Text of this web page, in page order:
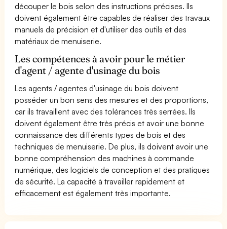
découper le bois selon des instructions précises. Ils
doivent également être capables de réaliser des travaux
manuels de précision et d'utiliser des outils et des
matériaux de menuiserie.
Les compétences à avoir pour le métier
d'agent / agente d'usinage du bois
Les agents / agentes d'usinage du bois doivent
posséder un bon sens des mesures et des proportions,
car ils travaillent avec des tolérances très serrées. Ils
doivent également être très précis et avoir une bonne
connaissance des différents types de bois et des
techniques de menuiserie. De plus, ils doivent avoir une
bonne compréhension des machines à commande
numérique, des logiciels de conception et des pratiques
de sécurité. La capacité à travailler rapidement et
efficacement est également très importante.